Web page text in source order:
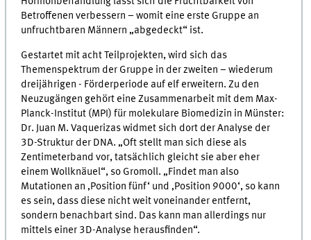
Betroffenen verbessern – womit eine erste Gruppe an
unfruchtbaren Männern „abgedeckt“ ist.
Gestartet mit acht Teilprojekten, wird sich das
Themenspektrum der Gruppe in der zweiten – wiederum
dreijährigen - Förderperiode auf elf erweitern. Zu den
Neuzugängen gehört eine Zusammenarbeit mit dem Max-
Planck-Institut (MPI) für molekulare Biomedizin in Münster:
Dr. Juan M. Vaquerizas widmet sich dort der Analyse der
3D-Struktur der DNA. „Oft stellt man sich diese als
Zentimeterband vor, tatsächlich gleicht sie aber eher
einem Wollknäuel“, so Gromoll. „Findet man also
Mutationen an ‚Position fünf‘ und ‚Position 9000‘, so kann
es sein, dass diese nicht weit voneinander entfernt,
sondern benachbart sind. Das kann man allerdings nur
mittels einer 3D-Analyse herausfinden“.